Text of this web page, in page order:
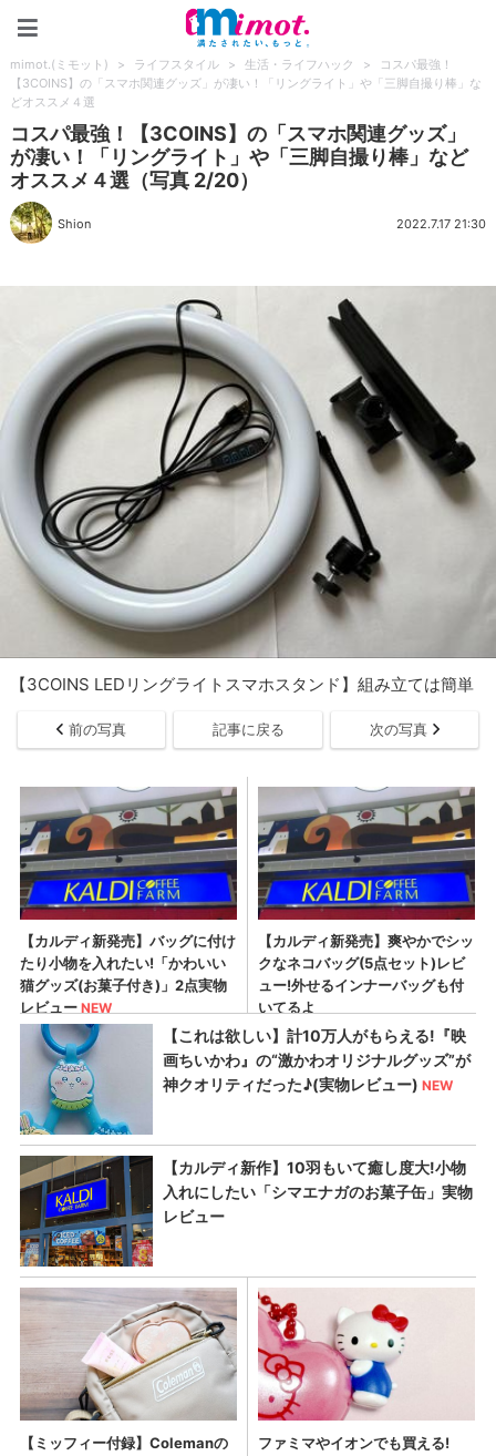
mimot.(ミモット) > ライフスタイル > 生活・ライフハック >
コスパ最強！
【3COINS】の「スマホ関連グッズ」が凄い！「リングライト」や「三脚自撮り棒」な
どオススメ４選
コスパ最強！【3COINS】の「スマホ関連グッズ」
が凄い！「リングライト」や「三脚自撮り棒」など
オススメ４選（写真 2/20）
Shion 2022.7.17 21:30
【3COINS LEDリングライトスマホスタンド】組み立ては簡単
前の写真 記事に戻る 次の写真